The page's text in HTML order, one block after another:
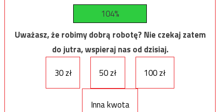
104%
Uważasz, że robimy dobrą robotę? Nie czekaj zatem
do jutra, wspieraj nas od dzisiaj.
30 zł
50 zł 100 zł
Inna kwota